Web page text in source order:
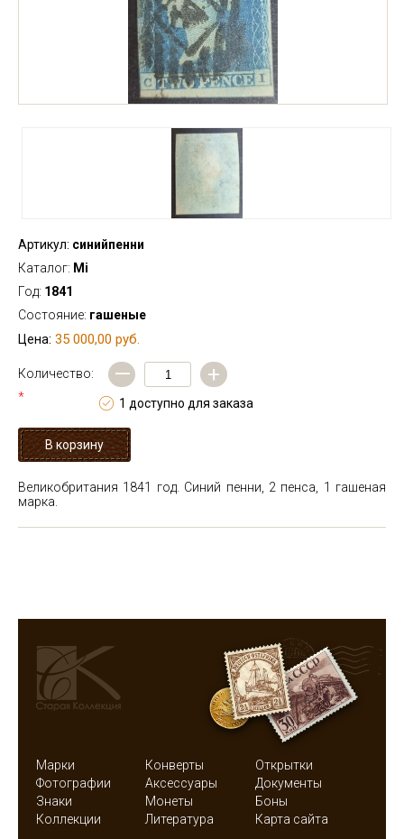
Артикул: синийпенни
Каталог: Mi
Год: 1841
Состояние: гашеные
Цена: 35 000,00 руб.
Количество:
*
— +
1 доступно для заказа
Великобритания 1841 год. Синий пенни, 2 пенса, 1 гашеная
марка.
Марки Конверты
Открытки
Фотографии
Аксессуары
Документы
Знаки
Монеты
Боны
Коллекции
Литература Карта сайта